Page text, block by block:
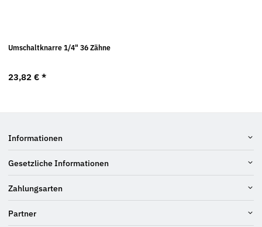
Umschaltknarre 1/4" 36 Zähne
23,82 € *
Informationen
Gesetzliche Informationen
Zahlungsarten
Partner